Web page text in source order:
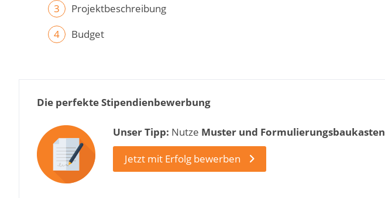
Projektbeschreibung
Budget
Die perfekte Stipendienbewerbung
Unser Tipp: Nutze Muster und Formulierungsbaukasten
Jetzt mit Erfolg bewerben